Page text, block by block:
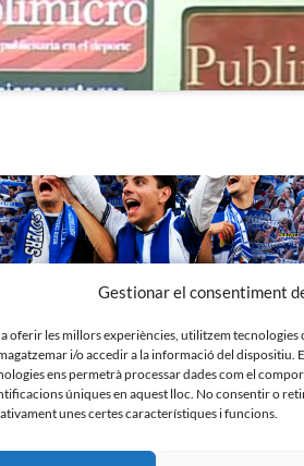
Gestionar el consentiment
oferir les millors experiències, utilitzem tecnologies
i/o accedir a la informació del dispositiu.
ens permetrà processar dades com el
úniques en aquest lloc. No consentir o
unes certes característiques i funcions.
𝗤𝗨𝗘 𝗠𝗔𝗜: 𝗦𝗘𝗡𝗦𝗘 𝗘𝗫𝗖𝗨𝗦𝗘𝗦 |